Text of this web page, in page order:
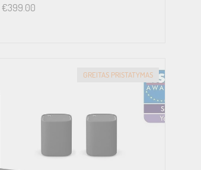
€399.00
GREITAS PRISTATYMAS